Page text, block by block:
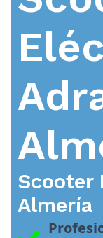
Scooter
Almería